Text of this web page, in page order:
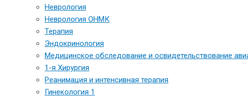
Неврология
Неврология ОНМК
Терапия
Эндокринология
Медицинское обследование и освидетельствование
1-я Хирургия
Реанимация и интенсивная терапия
Гинекология 1